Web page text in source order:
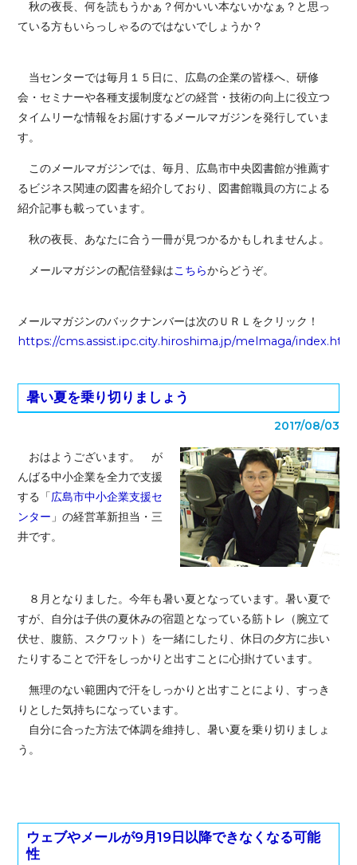
秋の夜長、何を読もうかぁ？何かいい本ないかなぁ？と思っ
ている方もいらっしゃるのではないでしょうか？
当センターでは毎月１５日に、広島の企業の皆様へ、研修
会・セミナーや各種支援制度などの経営・技術の向上に役立つ
タイムリーな情報をお届けするメールマガジンを発行していま
す。
このメールマガジンでは、毎月、広島市中央図書館が推薦す
るビジネス関連の図書を紹介しており、図書館職員の方による
紹介記事も載っています。
秋の夜長、あなたに合う一冊が見つかるかもしれませんよ。
メールマガジンの配信登録はこちらからどうぞ。
メールマガジンのバックナンバーは次のＵＲＬをクリック！
https://cms.assist.ipc.city.hiroshima.jp/melmaga/
暑い夏を乗り切りましょう
2017/08/03
おはようございます。 が
んばる中小企業を全力で支援
する「広島市中小企業支援セ
ンター 」の経営革新担当・三
井です。
８月となりました。今年も暑い夏となっています。暑い夏で
すが、自分は子供の夏休みの宿題となっている筋トレ（腕立て
伏せ、腹筋、スクワット）を一緒にしたり、休日の夕方に歩い
たりすることで汗をしっかりと出すことに心掛けています。
無理のない範囲内で汗をしっかりと出すことにより、すっき
りとした気持ちになっています。
自分に合った方法で体調を維持し、暑い夏を乗り切りましょ
う。
ウェブやメールが9月19日以降できなくなる可能
性